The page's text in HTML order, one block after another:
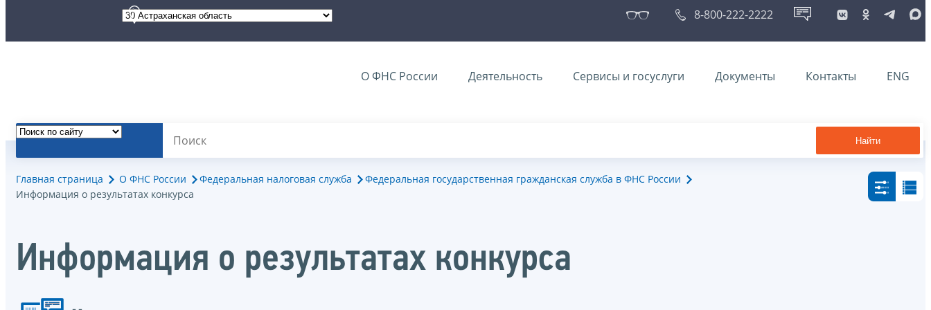
8-800-222-2222
О ФНС России Деятельность Сервисы и госуслуги Документы Контакты ENG
Найти
Главная страница О ФНС России Федеральная налоговая служба
Федеральная государственная гражданская служба в ФНС России
Информация о результатах конкурса
Информация о результатах конкурса